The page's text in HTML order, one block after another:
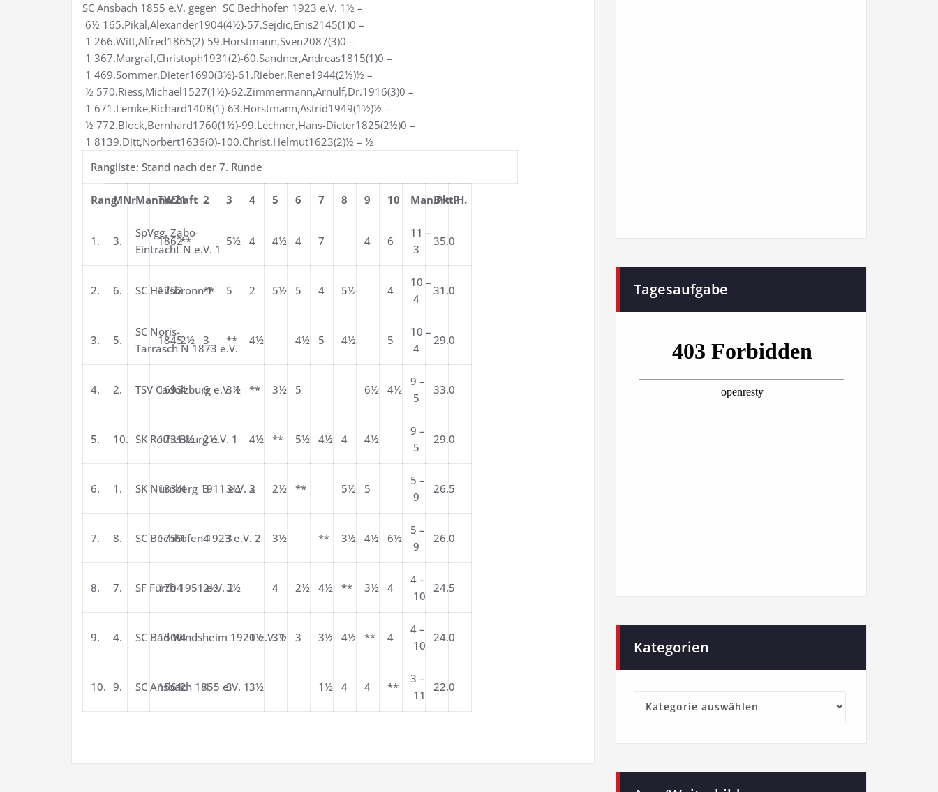
SC Ansbach 1855 e.V. gegen SC Bechhofen 1923 e.V. 1½ –
6½ 165.Pikal,Alexander1904(4½)-57.Sejdic,Enis2145(1)0 –
1 266.Witt,Alfred1865(2)-59.Horstmann,Sven2087(3)0 –
1 367.Margraf,Christoph1931(2)-60.Sandner,Andreas1815(1)0 –
1 469.Sommer,Dieter1690(3½)-61.Rieber,Rene1944(2½)½ –
½ 570.Riess,Michael1527(1½)-62.Zimmermann,Arnulf,Dr.1916(3)0 –
1 671.Lemke,Richard1408(1)-63.Horstmann,Astrid1949(1½)½ –
½ 772.Block,Bernhard1760(1½)-99.Lechner,Hans-Dieter1825(2½)0 –
1 8139.Ditt,Norbert1636(0)-100.Christ,Helmut1623(2)½ – ½
Rangliste: Stand nach der 7. Runde
RangMNrMannschaft
TWZ1 2 3 4 5 6 7 8 9 10 Man.Pkt.
Brt.PH.
1. 3.
SpVgg. Zabo-
Eintracht N e.V. 1
1862** 5½ 4 4½ 4 7 4 6
11 –
3
35.0
2. 6. SC Heilsbronn 1
1752 ** 5 2 5½ 5 4 5½ 4
10 –
4
31.0
3. 5.
SC Noris-
Tarrasch N 1873 e.V.
18452½ 3 ** 4½ 4½ 5 4½ 5
10 –
4
29.0
4. 2. TSV Cadolzburg e.V. 1
16934 6 3½ ** 3½ 5 6½ 4½
9 –
5
33.0
5. 10. SK Rothenburg e.V. 1
17313½ 2½ 4½ ** 5½ 4½ 4 4½
9 –
5
29.0
6. 1. SK Nürnberg 1911 e.V. 2
18344 3 3½ 3 2½ ** 5½ 5
5 –
9
26.5
7. 8. SC Bechhofen 1923 e.V. 2
17591 4 3 3½ ** 3½ 4½ 6½
5 –
9
26.0
8. 7. SF Fürth 1951 e.V. 2
1704 2½ 3½ 4 2½ 4½ ** 3½ 4
4 –
10
24.5
9. 4. SC Bad Windsheim 1920 e.V. 1
15004 1½ 3½ 3 3½ 4½ ** 4
4 –
10
24.0
10. 9. SC Ansbach 1855 e.V. 1
15612 4 3 3½ 1½ 4 4 **
3 –
11
22.0
Tagesaufgabe
Kategorien
Kategorien